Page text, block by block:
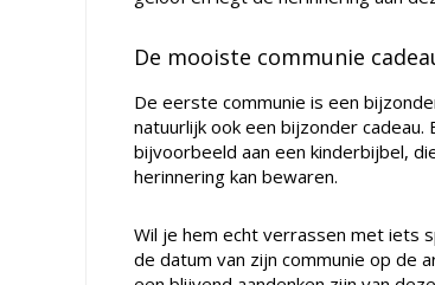
De mooiste communie
De eerste communie is een
natuurlijk ook een bijzonder
bijvoorbeeld aan een kinderbijbel,
herinnering kan bewaren.
Wil je hem echt verrassen met iets
de datum van zijn communie op de